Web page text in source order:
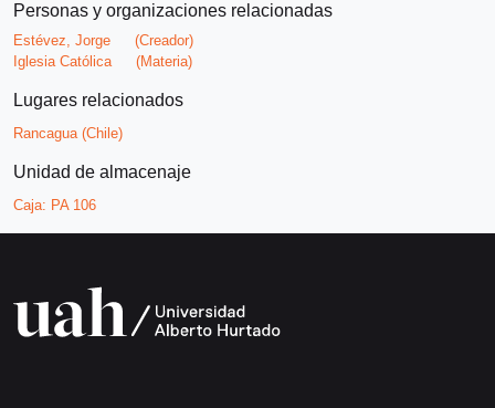
Personas y organizaciones relacionadas
Estévez, Jorge
(Creador)
Iglesia Católica
(Materia)
Lugares relacionados
Rancagua (Chile)
Unidad de almacenaje
Caja: PA 106